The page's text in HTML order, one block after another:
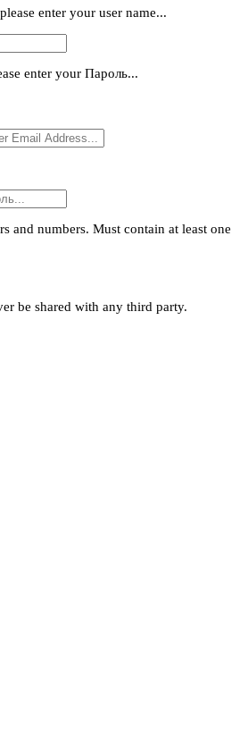
enter your user name...
enter your Пароль...
and numbers. Must contain at least one
be shared with any third party.